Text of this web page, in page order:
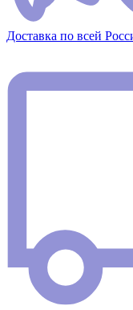
Доставка по всей